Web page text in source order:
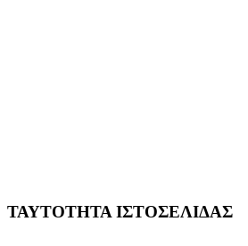
ΤΑΥΤΟΤΗΤΑ ΙΣΤΟΣΕΛΙΔΑΣ